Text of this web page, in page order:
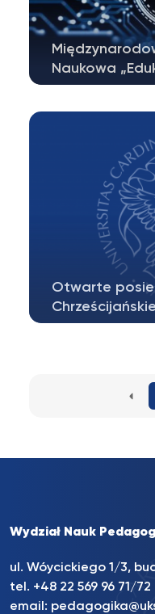
Naukowa
do udziału w
Otwarte
Wydział Nauk
ul. Wóycickiego 1/3,
tel. +48 22 569 96 71/72
email: